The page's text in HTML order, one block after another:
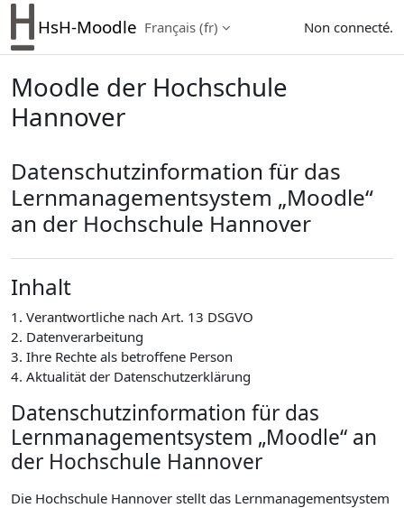
Passer au contenu principal
HsH-Moodle Français ‎(fr)‎ Non connecté.
Moodle der Hochschule
Hannover
Datenschutzinformation für das
Lernmanagementsystem „Moodle“
an der Hochschule Hannover
Inhalt
1. Verantwortliche nach Art. 13 DSGVO
2. Datenverarbeitung
3. Ihre Rechte als betroffene Person
4. Aktualität der Datenschutzerklärung
Datenschutzinformation für das
Lernmanagementsystem „Moodle“ an
der Hochschule Hannover
Die Hochschule Hannover stellt das Lernmanagementsystem